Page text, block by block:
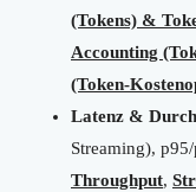
(Tokens) &
Accounting
(Token-
Latenz &
Streaming),
Throughput,